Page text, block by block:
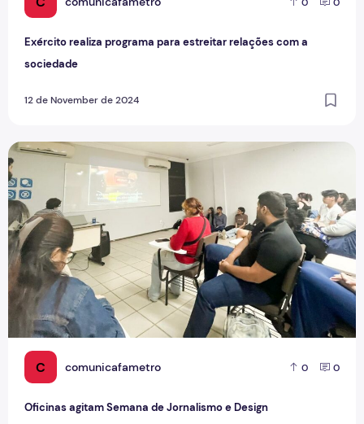
Exército realiza programa para estreitar relações com a
sociedade
12 de November de 2024
C comunicafametro 0 0
Oficinas agitam Semana de Jornalismo e Design
Oficinas agitam Semana de Jornalismo e Design